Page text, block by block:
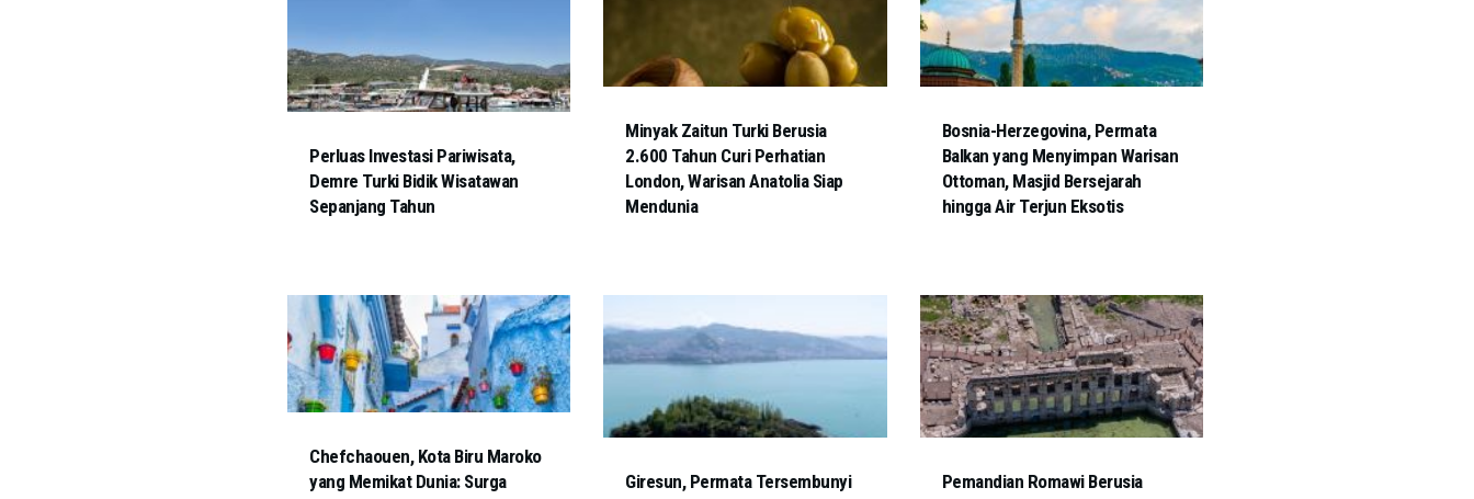
Perluas Investasi Pariwisata,
Demre Turki Bidik Wisatawan
Sepanjang Tahun
Minyak Zaitun Turki Berusia
2.600 Tahun Curi Perhatian
London, Warisan Anatolia Siap
Mendunia
Bosnia-Herzegovina, Permata
Balkan yang Menyimpan Warisan
Ottoman, Masjid Bersejarah
hingga Air Terjun Eksotis
Chefchaouen, Kota Biru Maroko
yang Memikat Dunia: Surga
Giresun, Permata Tersembunyi
Pemandian Romawi Berusia